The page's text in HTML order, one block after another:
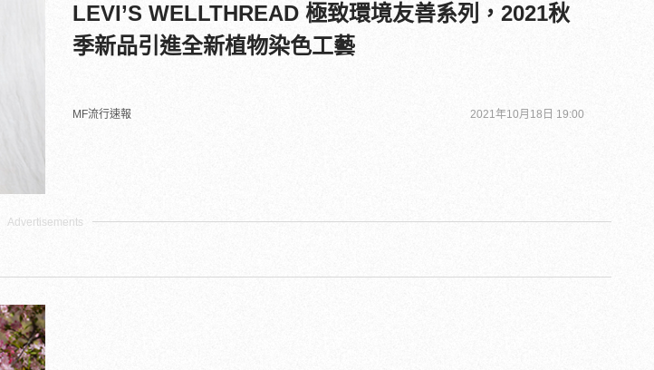
LEVI’S WELLTHREAD 極致環境友善系列，2021秋
季新品引進全新植物染色工藝
MF流行速報 2021年10月18日 19:00